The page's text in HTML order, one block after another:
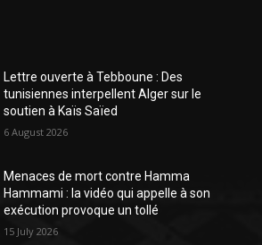
Lettre ouverte à Tebboune : Des
tunisiennes interpellent Alger sur le
soutien à Kaïs Saïed
6 August 2026
Menaces de mort contre Hamma
Hammami : la vidéo qui appelle à son
exécution provoque un tollé
15 July 2026